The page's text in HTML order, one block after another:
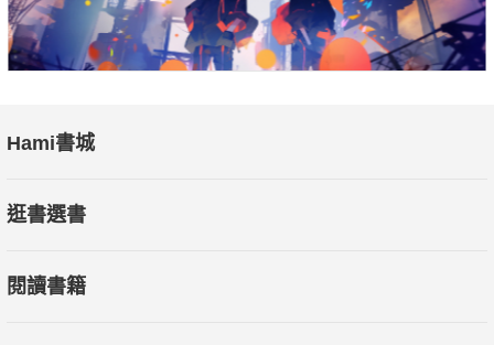
Hami書城
逛書選書
閱讀書籍